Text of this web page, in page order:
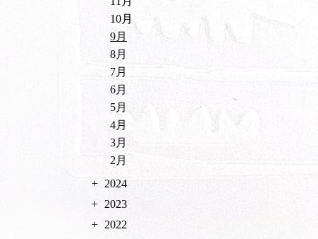
10月
9月
8月
7月
6月
5月
4月
3月
2月
2024
2023
2022